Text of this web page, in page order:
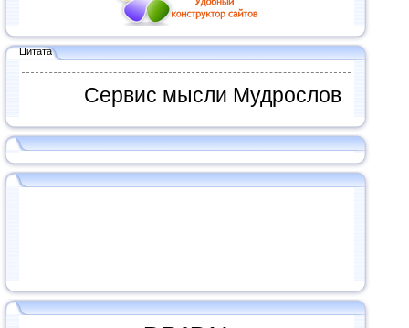
Цитата
Сервис мысли Мудрослов